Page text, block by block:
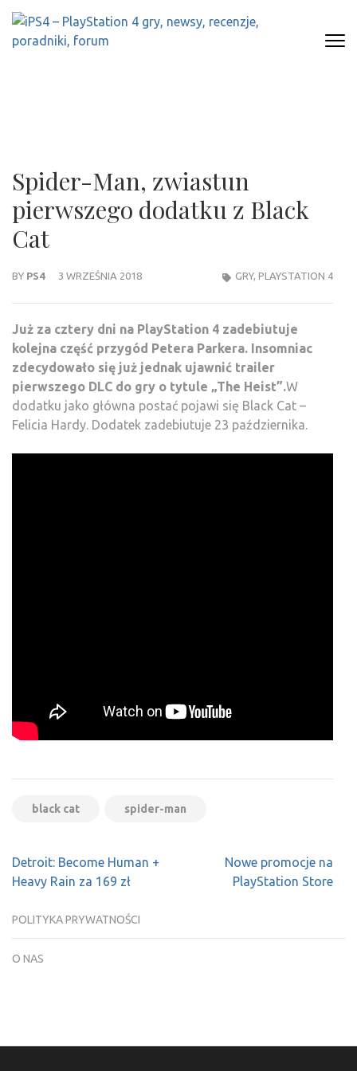
Skip
content
Spider-Man, zwiastun
pierwszego dodatku z Black
Cat
BY PS4 3 WRZEŚNIA 2018 GRY, PLAYSTATION 4
Już za cztery dni na PlayStation 4 zadebiutuje
kolejna część przygód Petera Parkera. Insomniac
zdecydowało się już jednak ujawnić trailer
pierwszego DLC do gry o tytule „The Heist”.W
dodatku jako główna postać pojawi się Black Cat –
Felicia Hardy. Dodatek zadebiutuje 23 października.
black cat spider-man
Nawigacja
wpisu
Detroit: Become Human +
Heavy Rain za 169 zł
Nowe promocje na
PlayStation Store
POLITYKA PRYWATNOŚCI
O NAS